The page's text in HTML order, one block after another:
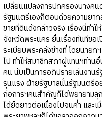
เปลี่ยนแปลงการปกครองบางค
รัฐมนตรีเองก็ตอบด้วยความยา
ขายที่ดินดังกล่าวจริง เรื่องนี้ทำ
จังหวัดพระนคร ยื่นเรื่องทันทีขอ
ระเบียบพระคลังข้างที่ โดยนาย
ไป ทำให้สมาชิกสภาผู้แทนฯท่าน
คน นับเป็นการอภิปรายเล่นงาน
รุนแรง ฝ่ายรัฐบาลนั้นรัฐมนตรีอ
ก่อการฯคนสำคัญก็ได้พยายามลุ
ได้ยืดยาวต่อเนื่องไปจนค่ำ และ